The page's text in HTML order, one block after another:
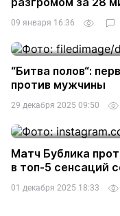
09 января 16:36
“Битва полов“:
против мужчины
29 декабря 2025 09:50
Матч Бублика
в топ-5 сенсаций
01 декабря 2025 18:33